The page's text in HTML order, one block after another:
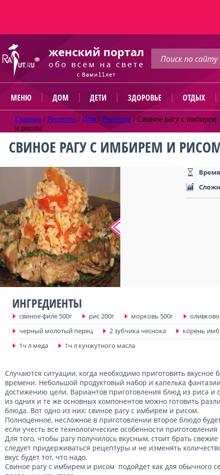
МЕНЮ ДОМ ДЕТИ ЗДОРОВЬЕ ОТДЫХ
Главная /Рецепты / Дом /Рецепты /Свиное рагу с имбирем
и рисом
СВИНОЕ РАГУ С ИМБИРЕМ И
ИНГРЕДИЕНТЫ
свиное филе 500г рис 200г морковь 500г
черный молотый перец
2 зубчика чеснока
корень
1ч л меда
1ч л кунжутного масла
Случаются ситуации, когда необходимо приготовить
времени. Небольшой продуктовый набор и капелька
достижению цели. Вариантов приготовления блюд из риса и
из одних и те же основных компонентов можно готовить
блюда. Вот одно из них: свиное рагу с имбирем и рисом.
Полноценное, несложное в приготовлении второе блюдо
если учесть все технологические особенности
Для того, чтобы рагу получилось вкусным, стоит брать
следует придерживаться рецептуры и не изменять
вкус будет тот, что надо.
Свиное рагу с имбирем и рисом подойдет как для обычного